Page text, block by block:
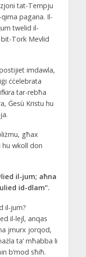
tat-Tempju
pagana. Il-
twelid il-
Tork Mevlid
imdawla,
ċċelebrata
tar-rebħa
Ġesù Kristu hu
għax
hu wkoll don
il-jum; aħna
id-dlam”.
il-jum?
il-lejl, anqas
jmurx jorqod,
ta’ mħabba li
b’mod sħiħ.